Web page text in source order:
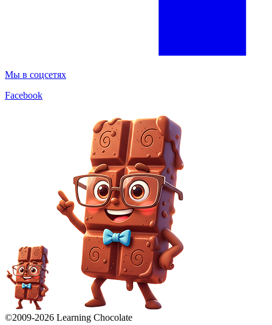
Мы в соцсетях
Facebook
©2009-2026 Learning Chocolate